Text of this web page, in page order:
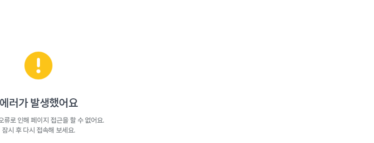
에러가 발생했어요
류로 인해 페이지 접근을 할 수 없어요.
잠시 후 다시 접속해 보세요.